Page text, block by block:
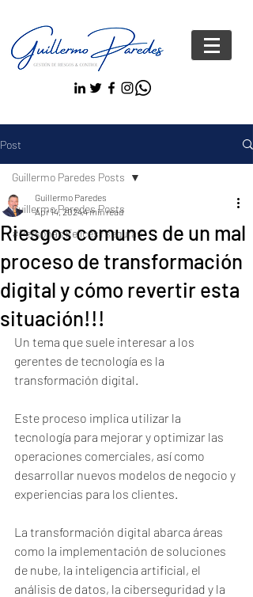
Post
Guillermo Paredes Posts
#Personas FelicesYseguras
Guillermo Paredes Posts
Riesgos comunes de un mal
proceso de transformación
digital y cómo revertir esta
situación!!!
Guillermo Paredes
Apr 14, 20244 min read
Un tema que suele interesar a los
gerentes de tecnología es la
transformación digital.
Este proceso implica utilizar la
tecnología para mejorar y optimizar las
operaciones comerciales, así como
desarrollar nuevos modelos de negocio y
experiencias para los clientes.
La transformación digital abarca áreas
como la implementación de soluciones
de nube, la inteligencia artificial, el
análisis de datos, la ciberseguridad y la